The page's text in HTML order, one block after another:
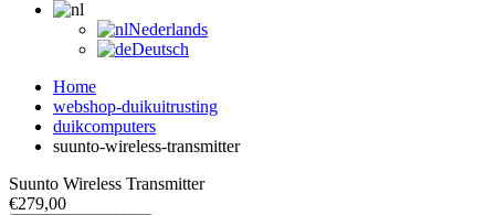
Nederlands
Deutsch
Home
webshop-duikuitrusting
duikcomputers
suunto-wireless-transmitter
Suunto Wireless Transmitter
€279,00